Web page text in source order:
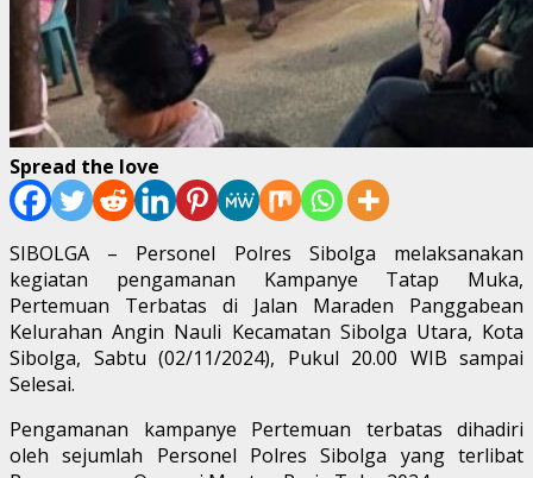
Spread the love
SIBOLGA – Personel Polres Sibolga melaksanakan
kegiatan pengamanan Kampanye Tatap Muka,
Pertemuan Terbatas di Jalan Maraden Panggabean
Kelurahan Angin Nauli Kecamatan Sibolga Utara, Kota
Sibolga, Sabtu (02/11/2024), Pukul 20.00 WIB sampai
Selesai.
Pengamanan kampanye Pertemuan terbatas dihadiri
oleh sejumlah Personel Polres Sibolga yang terlibat